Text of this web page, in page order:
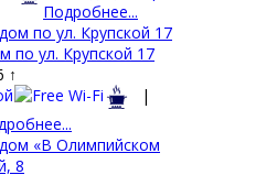
Подробнее...
по ул. Крупской 17
↑
|